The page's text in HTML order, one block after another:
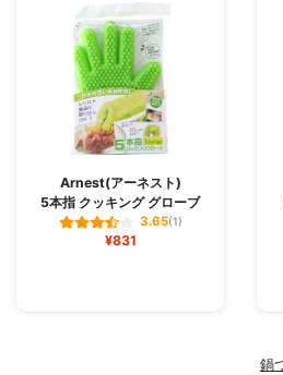
Arnest(アーネスト)
5本指 クッキング グローブ
3.65(1)
¥831
鍋